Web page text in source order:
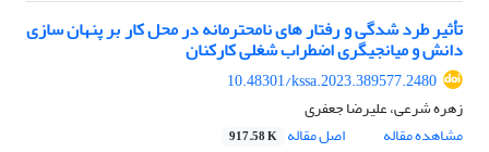
تأثیر طرد شدگی و رفتار های نامحترمانه در محل کار بر پنهان سازی
دانش و میانجیگری اضطراب شغلی کارکنان
10.48301/kssa.2023.389577.2480
زهره شرعی، علیرضا جعفری
مشاهده مقاله
اصل مقاله 917.58 K